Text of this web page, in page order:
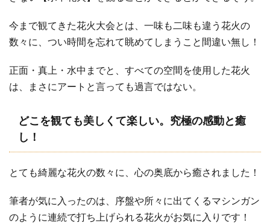
今まで観てきた花火大会とは、一味も二味も違う花火の
数々に、つい時間を忘れて眺めてしまうこと間違い無し！
正面・真上・水中までと、すべての空間を使用した花火
は、まさにアートと言っても過言ではない。
どこを観ても美しくて楽しい。究極の感動と癒
し！
とても綺麗な花火の数々に、心の奥底から癒されました！
筆者が気に入ったのは、序盤や所々に出てくるマシンガン
のように連続で打ち上げられる花火がお気に入りです！